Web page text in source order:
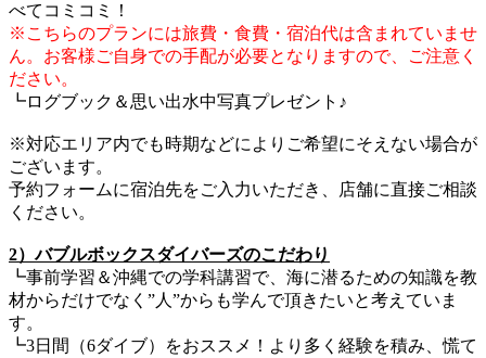
べてコミコミ！
※こちらのプランには旅費・食費・宿泊代は含まれていませ
ん。お客様ご自身での手配が必要となりますので、ご注意く
ださい。
┗ログブック＆思い出水中写真プレゼント♪
※対応エリア内でも時期などによりご希望にそえない場合が
ございます。
予約フォームに宿泊先をご入力いただき、店舗に直接ご相談
ください。
2）バブルボックスダイバーズのこだわり
┗事前学習＆沖縄での学科講習で、海に潜るための知識を教
材からだけでなく”人”からも学んで頂きたいと考えていま
す。
┗3日間（6ダイブ）をおススメ！より多く経験を積み、慌て